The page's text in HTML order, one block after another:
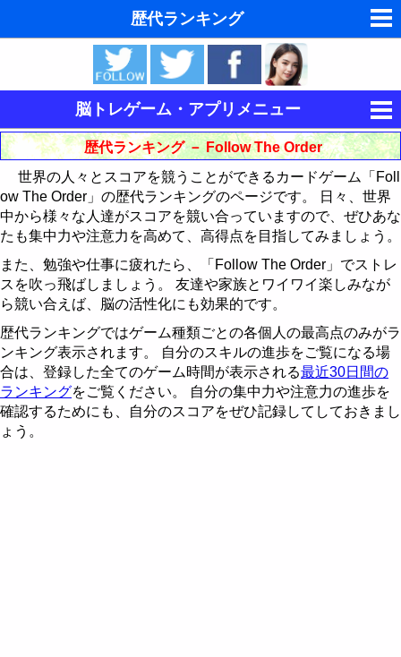
歴代ランキング
夢の夢占い
東洋・西洋占星術
ホラリー占星術
手相占いで未来診断
タロットカードで無料占い
飛星派風水で住宅開運
男と女の心理学と心理テスト
脳の機能と心と体の健康
Western-Eastern Astrology
脳トレゲーム・アプリメニュー
集中力を鍛える
キングをたたけ
歴代ランキング
最近30日間のランキング
Follow The Order
歴代ランキング
最近30日間のランキング
記憶力を鍛える
神経衰弱
歴代ランキング
最近30日間のランキング
論理力を鍛える
15パズル
15パズルの解き方
歴代ランキング
CubePuzzle3D
CubePuzzle3D攻略法
運動制御能力を鍛える
BikeRace3D
歴代ランキング
RealBreaker3D
歴代ランキング － Follow The Order
世界の人々とスコアを競うことができるカードゲーム「Foll
ow The Order」の歴代ランキングのページです。 日々、世界
中から様々な人達がスコアを競い合っていますので、ぜひあな
たも集中力や注意力を高めて、高得点を目指してみましょう。
また、勉強や仕事に疲れたら、「Follow The Order」でストレ
スを吹っ飛ばしましょう。 友達や家族とワイワイ楽しみなが
ら競い合えば、脳の活性化にも効果的です。
歴代ランキングではゲーム種類ごとの各個人の最高点のみがラ
ンキング表示されます。 自分のスキルの進歩をご覧になる場
合は、登録した全てのゲーム時間が表示される最近30日間の
ランキングをご覧ください。 自分の集中力や注意力の進歩を
確認するためにも、自分のスコアをぜひ記録してしておきまし
ょう。